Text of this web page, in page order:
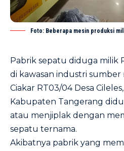
Foto: Beberapa mesin produksi
Pabrik sepatu diduga milik
di kawasan industri
Ciakar RT03/04 Desa
Kabupaten Tangerang
atau menjiplak dengan
sepatu ternama.
Akibatnya pabrik yang